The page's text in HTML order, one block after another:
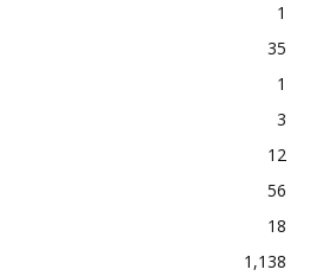
1
35
1
3
12
56
18
1,138